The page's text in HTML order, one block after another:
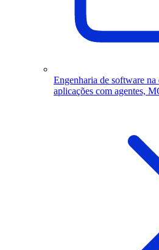
Engenharia de software
aplicações com agentes,